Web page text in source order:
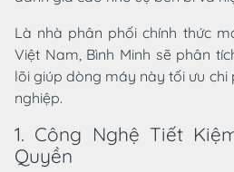
Là nhà phân phối chính thức
Việt Nam, Bình Minh sẽ phân
lõi giúp dòng máy này tối ưu chi
nghiệp.
1. Công Nghệ Tiết
Quyền